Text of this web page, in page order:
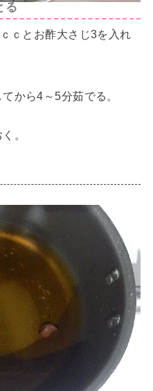
る
ｃとお酢大さじ3を入れ
から4～5分茹でる。
。